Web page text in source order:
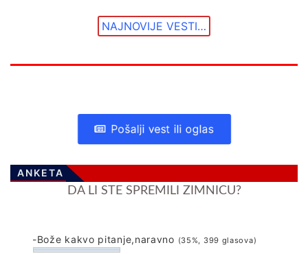
NAJNOVIJE VESTI…
Pošalji vest ili oglas
ANKETA
DA LI STE SPREMILI ZIMNICU?
-Bože kakvo pitanje,naravno (35%, 399 glasova)